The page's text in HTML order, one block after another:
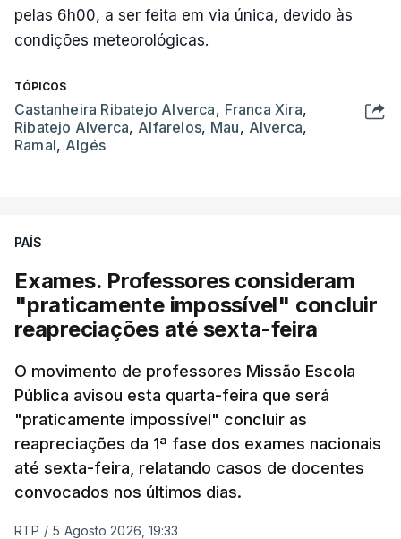
pelas 6h00, a ser feita em via única, devido às
condições meteorológicas.
TÓPICOS
Castanheira Ribatejo Alverca, Franca Xira,
Ribatejo Alverca, Alfarelos, Mau, Alverca,
Ramal, Algés
PAÍS
Exames. Professores consideram
"praticamente impossível" concluir
reapreciações até sexta-feira
O movimento de professores Missão Escola
Pública avisou esta quarta-feira que será
"praticamente impossível" concluir as
reapreciações da 1ª fase dos exames nacionais
até sexta-feira, relatando casos de docentes
convocados nos últimos dias.
RTP / 5 Agosto 2026, 19:33